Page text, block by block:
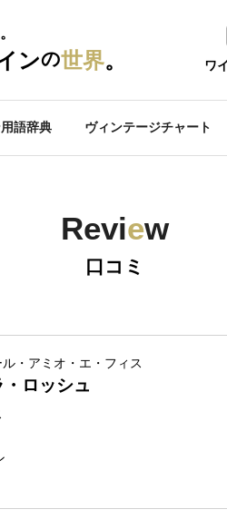
ンの世界。 ワ
語辞典 ヴィンテージチャート
Review
口コミ
ル・アミオ・エ・フィス
ロッシュ